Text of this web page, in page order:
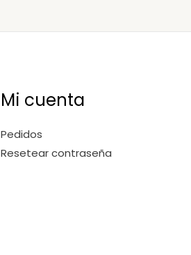
Mi cuenta
Pedidos
Resetear contraseña